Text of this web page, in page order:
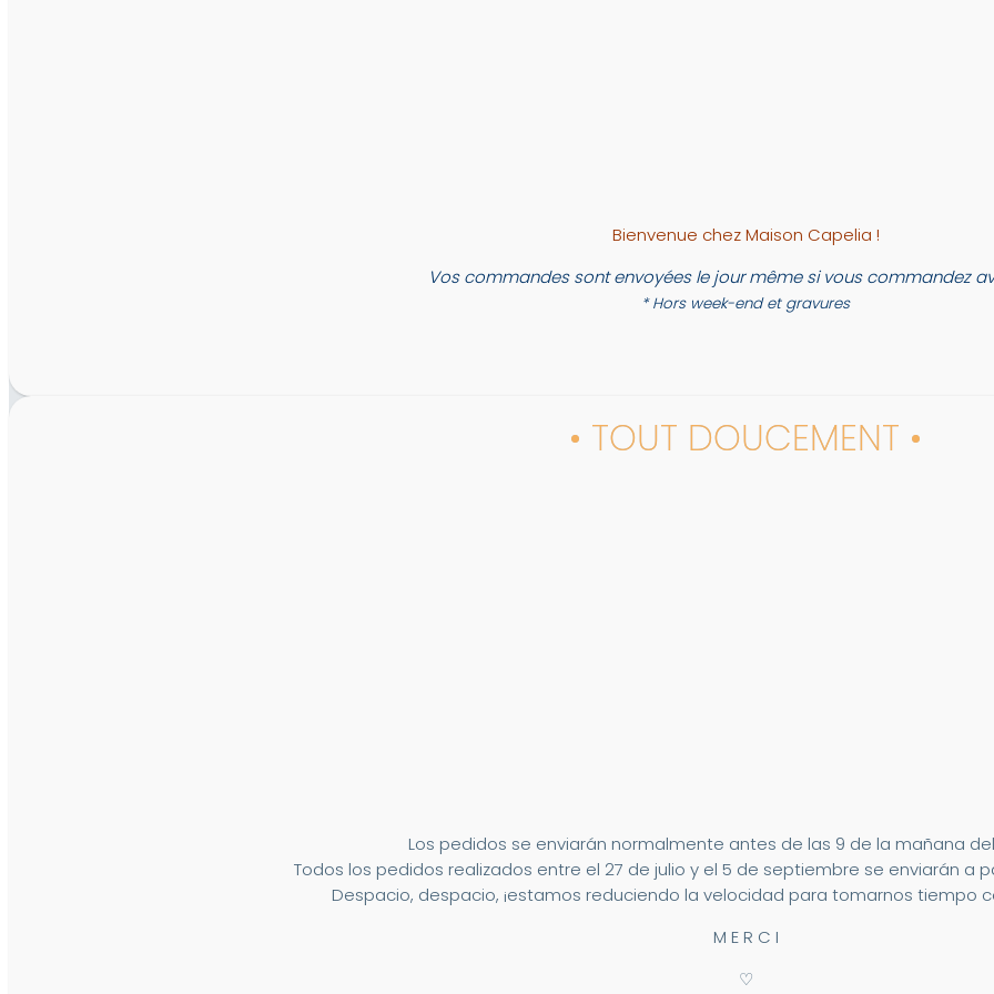
Bienvenue chez Maison Capelia !
Vos commandes sont envoyées le jour même si vous commandez
* Hors week-end et gravures
• TOUT DOUCEMENT •
Los pedidos se enviarán normalmente antes de las 9 de la mañana
Todos los pedidos realizados entre el 27 de julio y el 5 de septiembre se enviarán a
Despacio, despacio, ¡estamos reduciendo la velocidad para tomarnos tiempo
M E R C I
♡